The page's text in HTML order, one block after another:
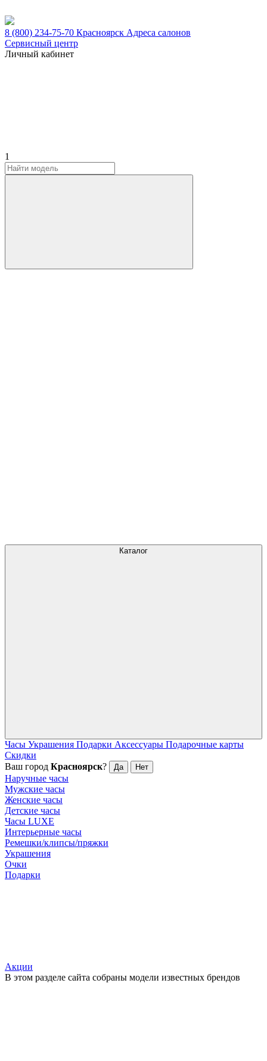
8 (800) 234-75-70 Красноярск Адреса салонов
Сервисный центр
Личный кабинет
1
Каталог
Часы Украшения Подарки Аксессуары Подарочные карты
Скидки
Ваш город Красноярск? Да Нет
Наручные часы
Мужские часы
Женские часы
Детские часы
Часы LUXE
Интерьерные часы
Ремешки/клипсы/пряжки
Украшения
Очки
Подарки
Акции
В этом разделе сайта собраны модели известных брендов